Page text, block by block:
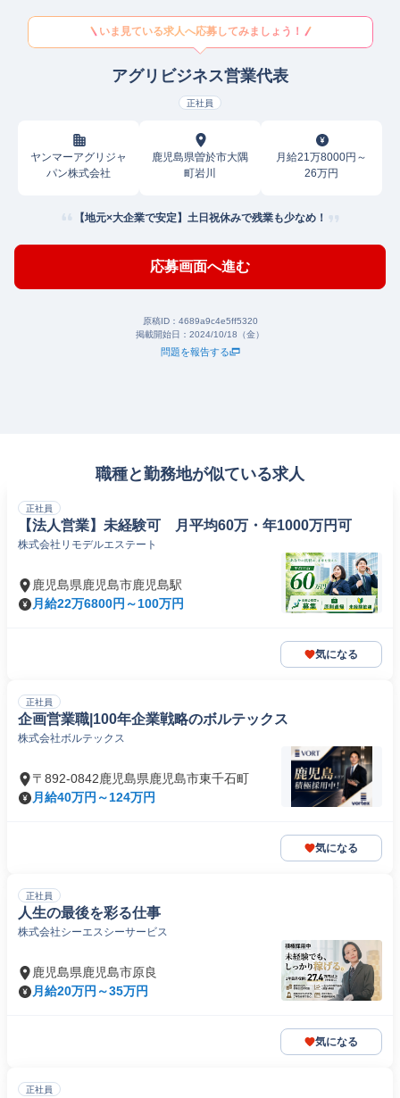
いま見ている求人へ応募してみましょう！
アグリビジネス営業代表
正社員
ヤンマーアグリジャ
パン株式会社
鹿児島県曽於市大隅
町岩川
月給21万8000円～
26万円
【地元×大企業で安定】土日祝休みで残業も少なめ！
応募画面へ進む
原稿ID： 4689a9c4e5ff5320
掲載開始日： 2024/10/18（金）
問題を報告する
職種と勤務地が似ている求人
正社員
【法人営業】未経験可 月平均60万・年1000万円可
株式会社リモデルエステート
鹿児島県鹿児島市鹿児島駅
月給22万6800円～100万円
気になる
正社員
企画営業職|100年企業戦略のボルテックス
株式会社ボルテックス
〒892-0842鹿児島県鹿児島市東千石町
月給40万円～124万円
気になる
正社員
人生の最後を彩る仕事
株式会社シーエスシーサービス
鹿児島県鹿児島市原良
月給20万円～35万円
気になる
正社員